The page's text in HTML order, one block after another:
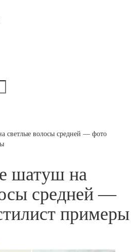
светлые волосы средней — фото
шатуш на
средней —
примеры